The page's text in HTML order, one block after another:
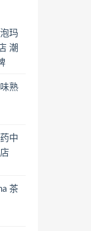
玛
潮
熟
中
茶